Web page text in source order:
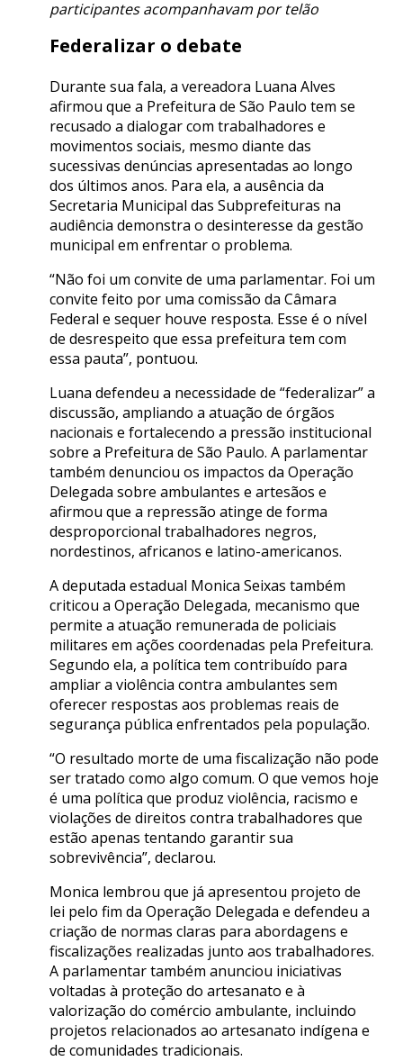
participantes acompanhavam por telão
Federalizar o debate
Durante sua fala, a vereadora Luana Alves
afirmou que a Prefeitura de São Paulo tem se
recusado a dialogar com trabalhadores e
movimentos sociais, mesmo diante das
sucessivas denúncias apresentadas ao longo
dos últimos anos. Para ela, a ausência da
Secretaria Municipal das Subprefeituras na
audiência demonstra o desinteresse da gestão
municipal em enfrentar o problema.
“Não foi um convite de uma parlamentar. Foi um
convite feito por uma comissão da Câmara
Federal e sequer houve resposta. Esse é o nível
de desrespeito que essa prefeitura tem com
essa pauta”, pontuou.
Luana defendeu a necessidade de “federalizar” a
discussão, ampliando a atuação de órgãos
nacionais e fortalecendo a pressão institucional
sobre a Prefeitura de São Paulo. A parlamentar
também denunciou os impactos da Operação
Delegada sobre ambulantes e artesãos e
afirmou que a repressão atinge de forma
desproporcional trabalhadores negros,
nordestinos, africanos e latino-americanos.
A deputada estadual Monica Seixas também
criticou a Operação Delegada, mecanismo que
permite a atuação remunerada de policiais
militares em ações coordenadas pela Prefeitura.
Segundo ela, a política tem contribuído para
ampliar a violência contra ambulantes sem
oferecer respostas aos problemas reais de
segurança pública enfrentados pela população.
“O resultado morte de uma fiscalização não pode
ser tratado como algo comum. O que vemos hoje
é uma política que produz violência, racismo e
violações de direitos contra trabalhadores que
estão apenas tentando garantir sua
sobrevivência”, declarou.
Monica lembrou que já apresentou projeto de
lei pelo fim da Operação Delegada e defendeu a
criação de normas claras para abordagens e
fiscalizações realizadas junto aos trabalhadores.
A parlamentar também anunciou iniciativas
voltadas à proteção do artesanato e à
valorização do comércio ambulante, incluindo
projetos relacionados ao artesanato indígena e
de comunidades tradicionais.